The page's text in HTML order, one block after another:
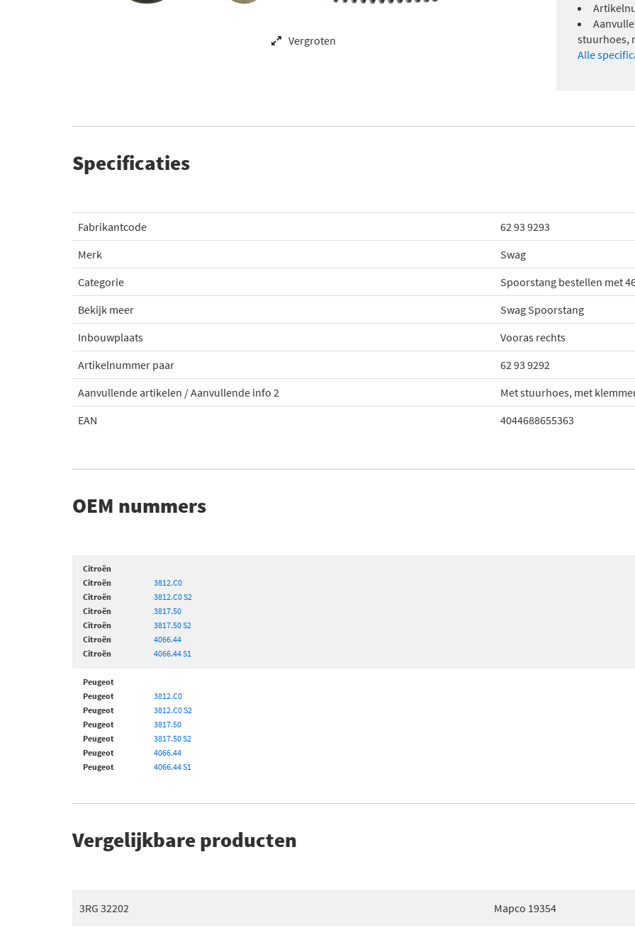
Vergroten
stuurhoes,
Alle
Specificaties
Fabrikantcode
62 93 9293
Merk
Swag
Categorie
Spoorstang bestellen met
Bekijk meer
Swag Spoorstang
Inbouwplaats
Vooras rechts
Artikelnummer paar
62 93 9292
Aanvullende artikelen / Aanvullende info 2
Met stuurhoes, met
EAN
4044688655363
OEM nummers
Citroën
Citroën
3812.C0
Citroën
3812.C0 S2
Citroën
3817.50
Citroën
3817.50 S2
Citroën
4066.44
Citroën
4066.44 S1
Peugeot
Peugeot
3812.C0
Peugeot
3812.C0 S2
Peugeot
3817.50
Peugeot
3817.50 S2
Peugeot
4066.44
Peugeot
4066.44 S1
Vergelijkbare producten
3RG 32202 Mapco 19354